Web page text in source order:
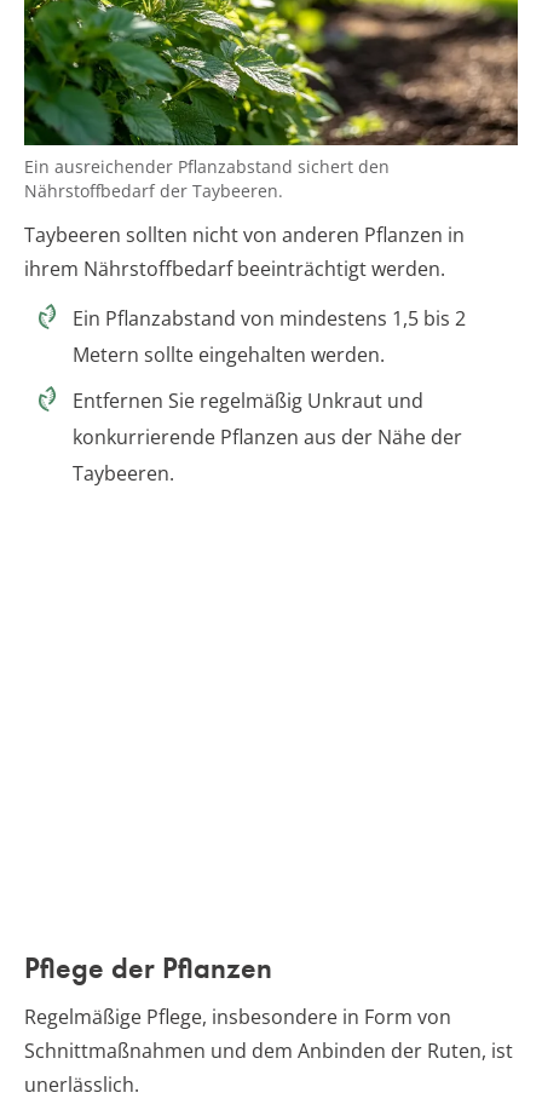
Ein ausreichender Pflanzabstand sichert den
Nährstoffbedarf der Taybeeren.
Taybeeren sollten nicht von anderen Pflanzen in
ihrem Nährstoffbedarf beeinträchtigt werden.
Ein Pflanzabstand von mindestens 1,5 bis 2
Metern sollte eingehalten werden.
Entfernen Sie regelmäßig Unkraut und
konkurrierende Pflanzen aus der Nähe der
Taybeeren.
Pflege der Pflanzen
Regelmäßige Pflege, insbesondere in Form von
Schnittmaßnahmen und dem Anbinden der Ruten, ist
unerlässlich.